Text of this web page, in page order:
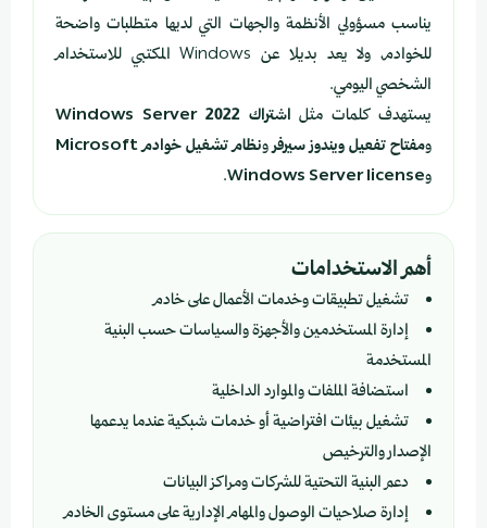
يناسب مسؤولي الأنظمة والجهات التي لديها متطلبات واضحة
للخوادم، ولا يعد بديلا عن Windows المكتبي للاستخدام
الشخصي اليومي.
يستهدف كلمات مثل اشتراك Windows Server 2022
ومفتاح تفعيل ويندوز سيرفرونظام تشغيل خوادم Microsoft
وWindows Server license
.
أهم الاستخدامات
تشغيل تطبيقات وخدمات الأعمال على خادم
إدارة المستخدمين والأجهزة والسياسات حسب البنية
المستخدمة
استضافة الملفات والموارد الداخلية
تشغيل بيئات افتراضية أو خدمات شبكية عندما يدعمها
الإصدار والترخيص
دعم البنية التحتية للشركات ومراكز البيانات
إدارة صلاحيات الوصول والمهام الإدارية على مستوى الخادم